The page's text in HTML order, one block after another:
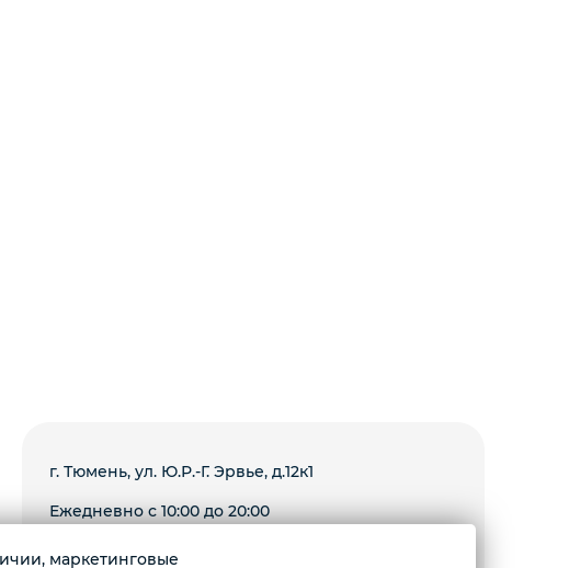
г. Тюмень, ул. Ю.Р.-Г. Эрвье, д.12к1
Ежедневно с 10:00 до 20:00
маркетинговые